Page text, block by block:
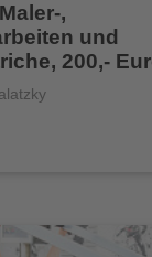
,
und
200,-